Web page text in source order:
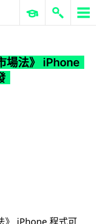
ERP 與商業 AI
場法》 iPhone